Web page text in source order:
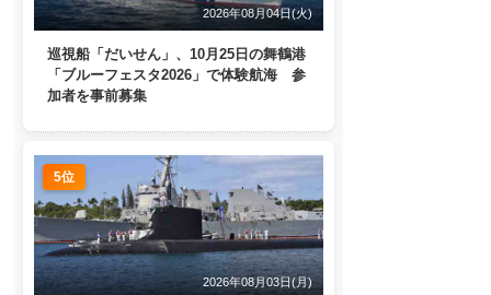
2026年08月04日(火)
巡視船「だいせん」、10月25日の舞鶴港
「ブルーフェスタ2026」で体験航海 参
加者を事前募集
5位
2026年08月03日(月)